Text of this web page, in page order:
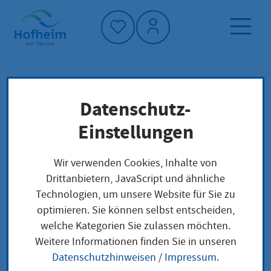
Startseite"
Neuigkeiten und Ausschreibungen
Wochenmarkt
Wochenmarkt
Samstag, 16. Mai
| ab 07:00
| Platz Am
Datenschutz-
Einstellungen
Wir verwenden Cookies, Inhalte von
Drittanbietern, JavaScript und ähnliche
Technologien, um unsere Website für Sie zu
optimieren. Sie können selbst entscheiden,
welche Kategorien Sie zulassen möchten.
Weitere Informationen finden Sie in unseren
Datenschutzhinweisen / Impressum.